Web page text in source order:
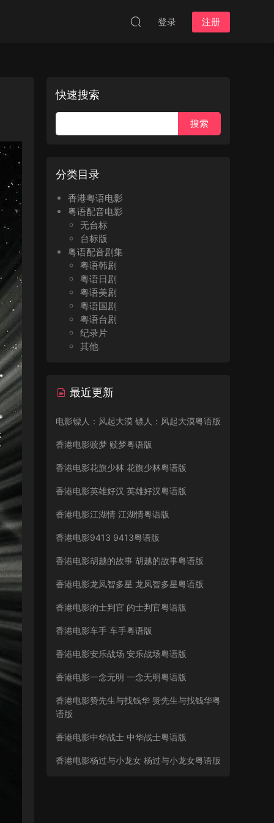
登录 注册
快速搜索
分类目录
香港粤语电影
粤语配音电影
无台标
台标版
粤语配音剧集
粤语韩剧
粤语日剧
粤语美剧
粤语国剧
粤语台剧
纪录片
其他
最近更新
电影镖人：风起大漠 镖人：风起大漠粤语版
香港电影赎梦 赎梦粤语版
香港电影花旗少林 花旗少林粤语版
香港电影英雄好汉 英雄好汉粤语版
香港电影江湖情 江湖情粤语版
香港电影9413 9413粤语版
香港电影胡越的故事 胡越的故事粤语版
香港电影龙凤智多星 龙凤智多星粤语版
香港电影的士判官 的士判官粤语版
香港电影车手 车手粤语版
香港电影安乐战场 安乐战场粤语版
香港电影一念无明 一念无明粤语版
香港电影赞先生与找钱华 赞先生与找钱华粤
语版
香港电影中华战士 中华战士粤语版
香港电影杨过与小龙女 杨过与小龙女粤语版